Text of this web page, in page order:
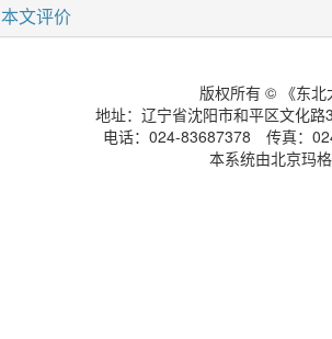
本文评价
版权所有 © 《东北
地址：辽宁省沈阳市和平区文化
电话：024-83687378 传真：
本系统由北京玛